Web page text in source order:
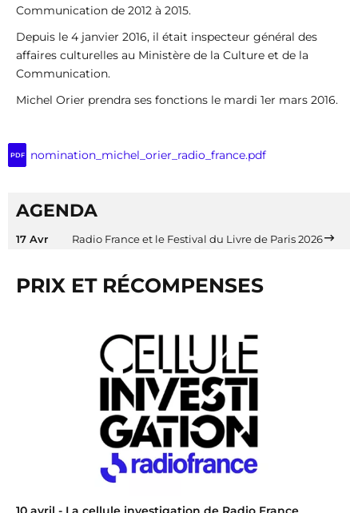
Communication de 2012 à 2015.
Depuis le 4 janvier 2016, il était inspecteur général des
affaires culturelles au Ministère de la Culture et de la
Communication.
Michel Orier prendra ses fonctions le mardi 1er mars 2016.
PDF nomination_michel_orier_radio_france.pdf
AGENDA
17 Avr Radio France et le Festival du Livre de Paris 2026
PRIX ET RÉCOMPENSES